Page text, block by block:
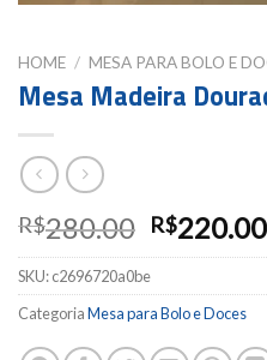
HOME / MESA PARA BOLO E
Mesa Madeira
R$280.00 R$220.00
SKU:c2696720a0be
CategoriaMesa para Bolo e Doces